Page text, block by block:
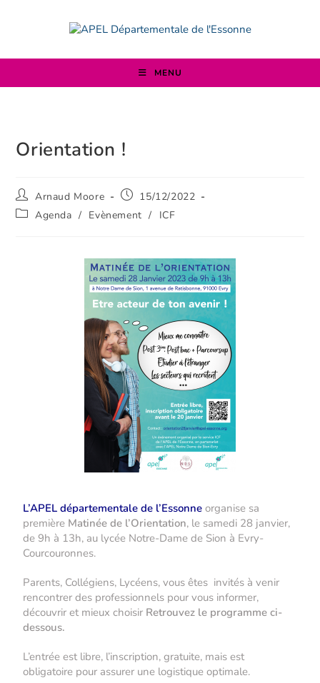
MENU
Orientation !
Arnaud Moore
15/12/2022
Agenda / Evènement / ICF
L’APEL départementale de l’Essonne organise sa
première Matinée de l’Orientation, le samedi 28 janvier,
de 9h à 13h, au lycée Notre-Dame de Sion à Evry-
Courcouronnes.
Parents, Collégiens, Lycéens, vous êtes invités à venir
rencontrer des professionnels pour vous informer,
découvrir et mieux choisir Retrouvez le programme ci-
dessous.
L’entrée est libre, l’inscription, gratuite, mais est
obligatoire pour assurer une logistique optimale.